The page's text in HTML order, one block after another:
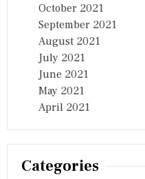
October 2021
September 2021
August 2021
July 2021
June 2021
May 2021
April 2021
Categories